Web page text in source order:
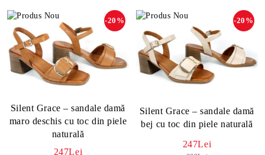
Silent Grace – sandale damă
maro deschis cu toc din piele
naturală
-20%
247Lei
Silent Grace – sandale damă
bej cu toc din piele naturală
-20%
247Lei